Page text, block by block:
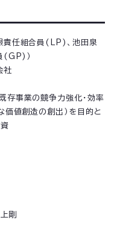
責任組合員(LP)、池田泉
(GP)）
社
存事業の競争力強化・効率
価値創造の創出）を目的と
剛